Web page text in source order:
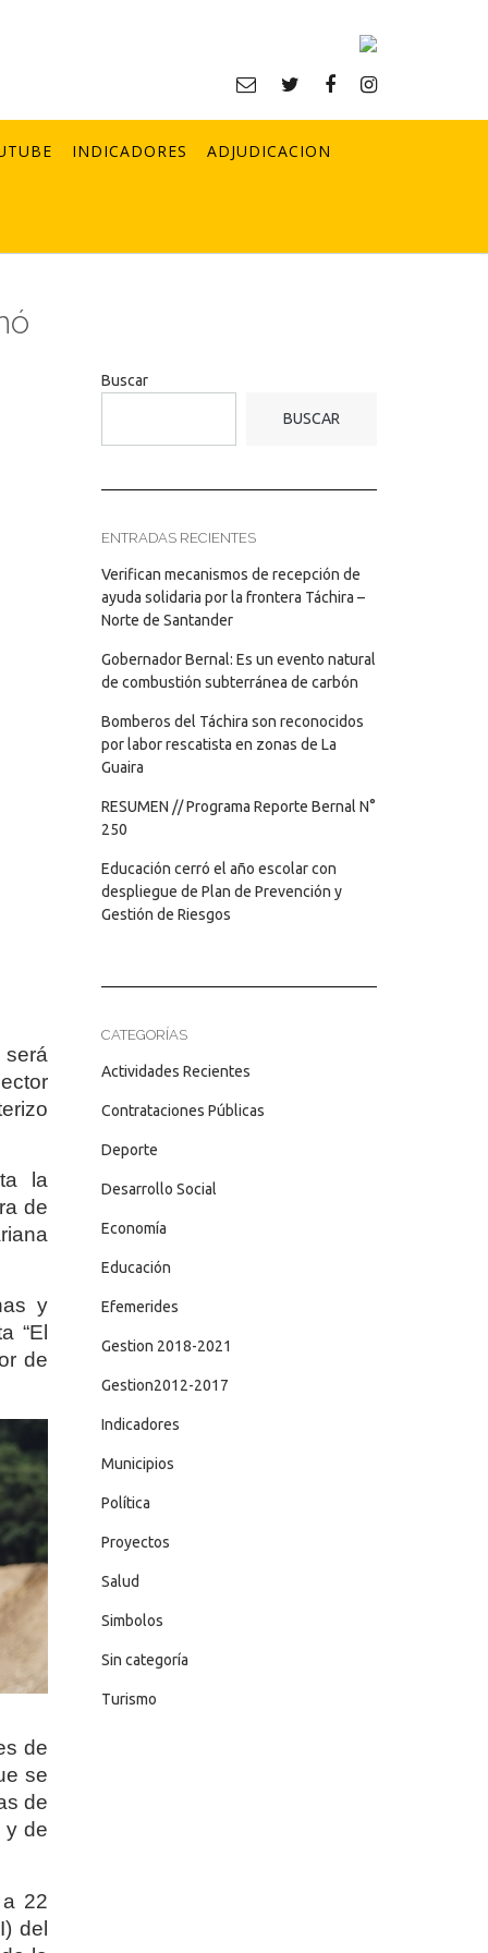
INDICADORES ADJUDICACION
la
de
y
“El
de
de
se
de
y de
22
del
Buscar
BUSCAR
ENTRADAS RECIENTES
Verifican mecanismos de recepción de
ayuda solidaria por la frontera Táchira –
Norte de Santander
Gobernador Bernal: Es un evento natural
de combustión subterránea de carbón
Bomberos del Táchira son reconocidos
por labor rescatista en zonas de La
Guaira
RESUMEN // Programa Reporte Bernal N°
250
Educación cerró el año escolar con
despliegue de Plan de Prevención y
Gestión de Riesgos
CATEGORÍAS
Actividades Recientes
Contrataciones Públicas
Deporte
Desarrollo Social
Economía
Educación
Efemerides
Gestion 2018-2021
Gestion2012-2017
Indicadores
Municipios
Política
Proyectos
Salud
Simbolos
Sin categoría
Turismo